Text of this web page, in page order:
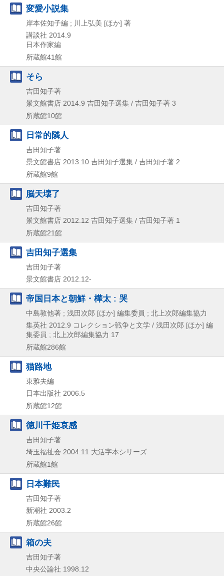
変愛小説集
岸本佐知子編 ; 川上弘美 [ほか] 著
講談社 2014.9
日本作家編
所蔵館41館
そら
吉田知子著
景文館書店 2014.9 吉田知子選集 / 吉田知子著 3
所蔵館10館
日常的隣人
吉田知子著
景文館書店 2013.10 吉田知子選集 / 吉田知子著 2
所蔵館9館
脳天壊了
吉田知子著
景文館書店 2012.12 吉田知子選集 / 吉田知子著 1
所蔵館21館
吉田知子選集
吉田知子著
景文館書店 2012.12-
帝国日本と朝鮮・樺太 : 哭
中島敦他著 ; 浅田次郎 [ほか] 編集委員 ; 北上次郎編集協力
集英社 2012.9 コレクション戦争と文学 / 浅田次郎 [ほか] 編
集委員 ; 北上次郎編集協力 17
所蔵館286館
猫路地
東雅夫編
日本出版社 2006.5
所蔵館12館
徳川千姫哀感
吉田知子著
埼玉福祉会 2004.11 大活字本シリーズ
所蔵館1館
日本難民
吉田知子著
新潮社 2003.2
所蔵館26館
箱の夫
吉田知子著
中央公論社 1998.12